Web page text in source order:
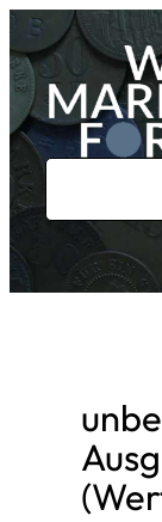
Zum
Inhalt
springen
u
h